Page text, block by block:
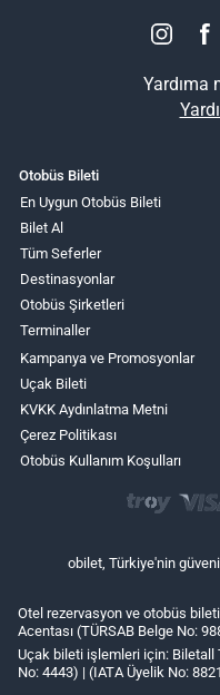
Yardıma
Otobüs Bileti
En Uygun Otobüs Bileti
Bilet Al
Tüm Seferler
Destinasyonlar
Otobüs Şirketleri
Terminaller
Kampanya ve Promosyonlar
Uçak Bileti
KVKK Aydınlatma Metni
Çerez Politikası
Otobüs Kullanım Koşulları
obilet, Türkiye'nin
Otel rezervasyon ve otobüs
Acentası (TÜRSAB Belge No:
Uçak bileti işlemleri için: Biletall
No: 4443) | (IATA Üyelik No: